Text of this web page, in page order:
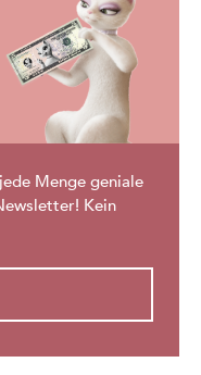
Menge geniale
Kein